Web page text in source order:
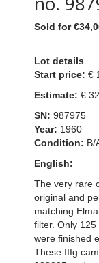
Sold for
Lot details
Start price: €
Estimate: €
SN: 987975
Year: 1960
Condition: B/
English:
The very rare
original and
matching
filter. Only
were finished
These IIIg